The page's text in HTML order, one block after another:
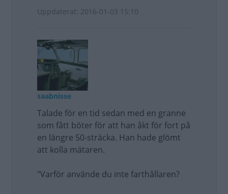
Uppdaterat: 2016-01-03 15:10
saabnisse
Talade för en tid sedan med en granne
som fått böter för att han åkt för fort på
en längre 50-sträcka. Han hade glömt
att kolla mätaren.
"Varför använde du inte farthållaren?